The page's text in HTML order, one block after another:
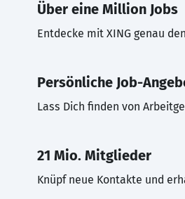
Über eine Million Jobs
Entdecke mit XING genau
Persönliche Job-
Lass Dich finden von
21 Mio. Mitglieder
Knüpf neue Kontakte und